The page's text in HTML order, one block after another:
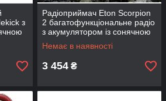
з
Радіоприймач Eton Scorpion
2 багатофункціональне радіо
з акумулятором із сонячною
панеллю динамозарядкою
Немає в наявності
3 454 ₴